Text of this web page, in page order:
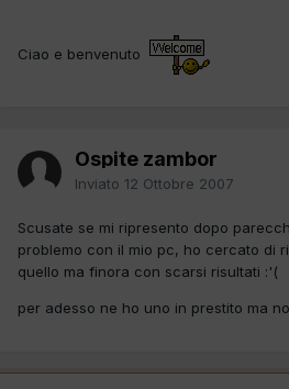
Ciao e benvenuto
Ospite zambor
Inviato 12 Ottobre 2007
Scusate se mi ripresento dopo
problemo con il mio pc, ho cercato di
quello ma finora con scarsi risultati :'(
per adesso ne ho uno in prestito ma